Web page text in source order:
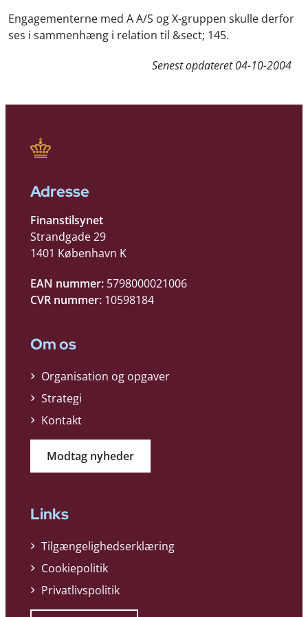
Engagementerne med A A/S og X-gruppen skulle derfor
ses i sammenhæng i relation til &sect; 145.
Senest opdateret04-10-2004
Adresse
Finanstilsynet
Strandgade 29
1401 København K
EAN nummer: 5798000021006
CVR nummer: 10598184
Om os
Organisation og opgaver
Strategi
Kontakt
Modtag nyheder
Links
Tilgængelighedserklæring
Cookiepolitik
Privatlivspolitik